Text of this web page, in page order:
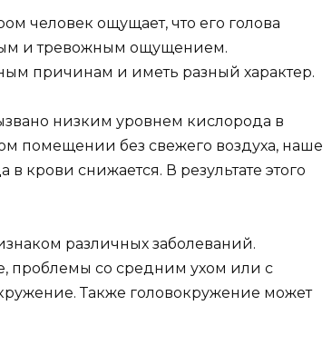
человек ощущает, что его голова
и тревожным ощущением.
причинам и иметь разный характер.
низким уровнем кислорода в
помещении без свежего воздуха, наше
крови снижается. В результате этого
различных заболеваний.
проблемы со средним ухом или с
Также головокружение может